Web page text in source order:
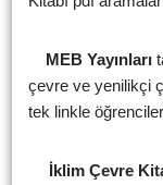
MEB Yayınları
çevre ve yenilikçi
tek linkle
İklim Çevre